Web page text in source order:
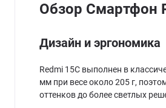
Обзор Смартфон
Дизайн и эргономика
Redmi 15C выполнен в
мм при весе около 205 г,
оттенков до более светлых